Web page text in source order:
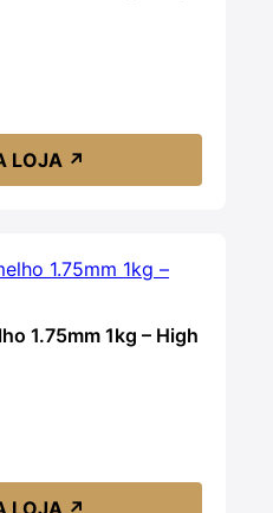
LOJA ↗
1.75mm 1kg – High
LOJA ↗